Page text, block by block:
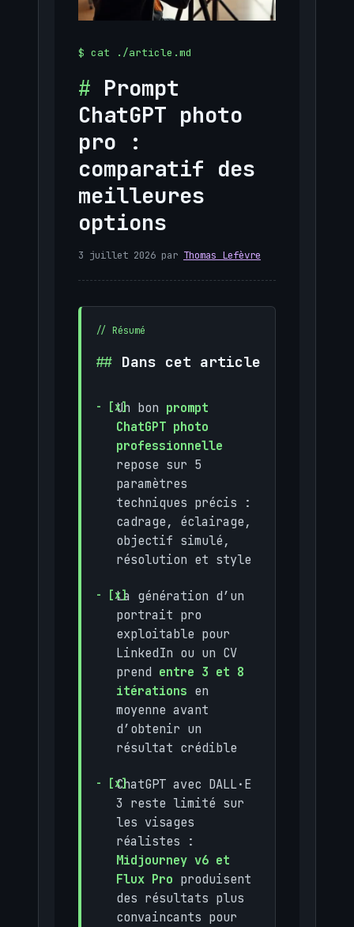
Prompt
ChatGPT photo
pro :
comparatif des
meilleures
options
3 juillet 2026 par Thomas Lefèvre
Dans cet article
Un bon prompt
ChatGPT photo
professionnelle
repose sur 5
paramètres
techniques précis :
cadrage, éclairage,
objectif simulé,
résolution et style
La génération d’un
portrait pro
exploitable pour
LinkedIn ou un CV
prend entre 3 et 8
itérations en
moyenne avant
d’obtenir un
résultat crédible
ChatGPT avec DALL·E
3 reste limité sur
les visages
réalistes :
Midjourney v6 et
Flux Pro produisent
des résultats plus
convaincants pour